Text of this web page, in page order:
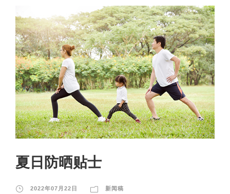
夏日防晒贴士
2022年07月22日 新闻稿